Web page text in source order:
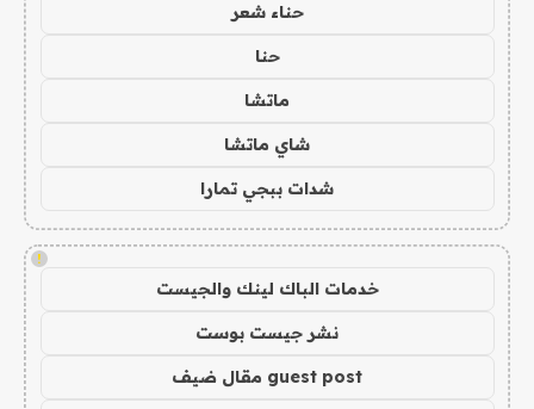
حناء شعر
حنا
ماتشا
شاي ماتشا
شدات ببجي تمارا
!
خدمات الباك لينك والجيست
نشر جيست بوست
guest post مقال ضيف